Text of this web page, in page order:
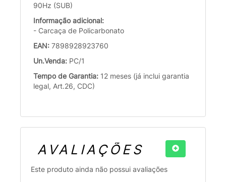
90Hz (SUB)
Informação adicional:
- Carcaça de Policarbonato
EAN: 7898928923760
Un.Venda: PC/1
Tempo de Garantia: 12 meses (já inclui garantia
legal, Art.26, CDC)
AVALIAÇÕES
Este produto ainda não possui avaliações